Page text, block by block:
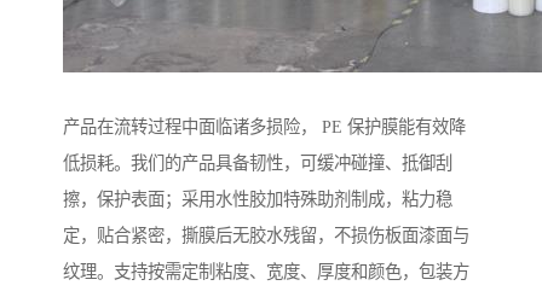
产品在流转过程中面临诸多损险， PE 保护膜能有效降
低损耗。我们的产品具备韧性，可缓冲碰撞、抵御刮
擦，保护表面；采用水性胶加特殊助剂制成，粘力稳
定，贴合紧密，撕膜后无胶水残留，不损伤板面漆面与
纹理。支持按需定制粘度、宽度、厚度和颜色，包装方